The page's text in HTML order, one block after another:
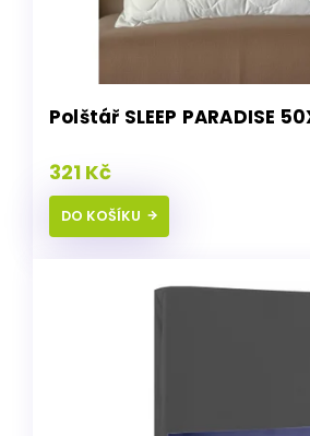
Polštář SLEEP PARADISE
321 Kč
DO KOŠÍKU